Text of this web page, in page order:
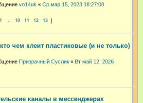
vo14uk « Ср мар 15, 2023 18:27:08
1 … 10 11 12 13
чем клеит пластиковые (и не только)
Призрачный Суслик « Вт май 12, 2026
каналы в мессенджерах